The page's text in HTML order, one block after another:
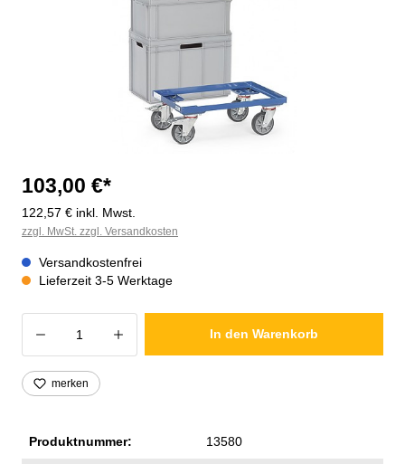
103,00 €*
122,57 € inkl. Mwst.
zzgl. MwSt. zzgl. Versandkosten
Versandkostenfrei
Lieferzeit 3-5 Werktage
Produkt Anzahl: Gib den gewünschten
In den Warenkorb
merken
Produktnummer: 13580